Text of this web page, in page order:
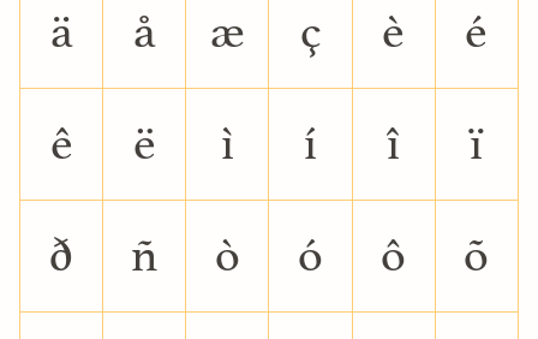
ä å æ ç è é
ê ë ì í î ï
ð ñ ò ó ô õ